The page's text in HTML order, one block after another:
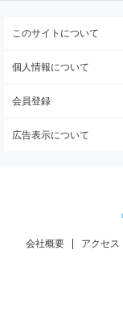
このサイトについて
個人情報について
会員登録
広告表示について
会社概要 アクセス